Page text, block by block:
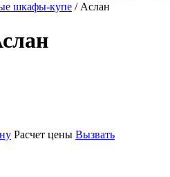
шкафы-купе / Аслан
Расчет цены Вызвать